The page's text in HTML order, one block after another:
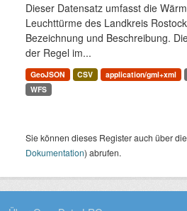
Dieser Datensatz umfasst die
Leuchttürme des Landkreis
Bezeichnung und Beschreibung.
der Regel im...
GeoJSON CSV application/gml+xml
WFS
Sie können dieses Register auch über die
Dokumentation) abrufen.